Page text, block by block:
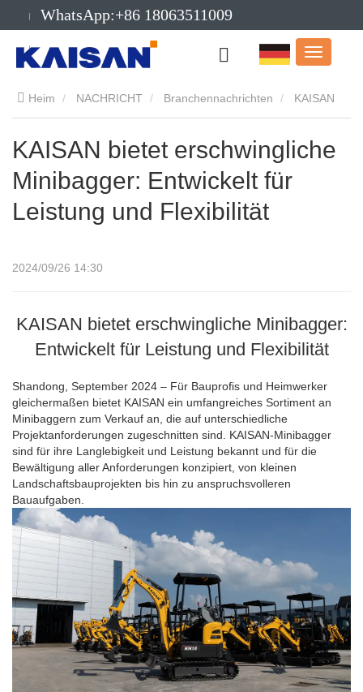
WhatsApp:+86 18063511009
Email:info@kaisanmachinery.com
Heim NACHRICHT Branchennachrichten
Flexibilität
KAISAN bietet erschwingliche
Minibagger: Entwickelt für
Leistung und Flexibilität
2024/09/26 14:30
KAISAN bietet erschwingliche Minibagger:
Entwickelt für Leistung und Flexibilität
Shandong, September 2024 – Für Bauprofis und Heimwerker
gleichermaßen bietet KAISAN ein umfangreiches Sortiment an
Minibaggern zum Verkauf an, die auf unterschiedliche
Projektanforderungen zugeschnitten sind. KAISAN-Minibagger
sind für ihre Langlebigkeit und Leistung bekannt und für die
Bewältigung aller Anforderungen konzipiert, von kleinen
Landschaftsbauprojekten bis hin zu anspruchsvolleren
Bauaufgaben.